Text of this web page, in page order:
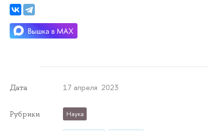
Дата 17 апреля 2023
Рубрики Наука